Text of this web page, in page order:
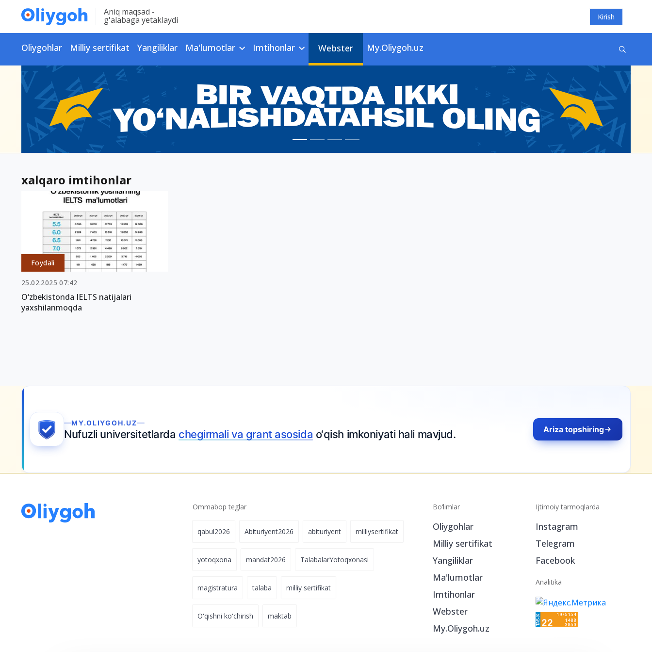
Aniq maqsad -
g'alabaga yetaklaydi Kirish
Oliygohlar Milliy sertifikat Yangiliklar Ma'lumotlar Imtihonlar Webster My.Oliygoh.uz
xalqaro imtihonlar
Foydali
25.02.2025 07:42
O‘zbekistonda IELTS natijalari
yaxshilanmoqda
MY.OLIYGOH.UZ
Nufuzli universitetlarda chegirmali va grant asosida o‘qish imkoniyati hali mavjud. Ariza topshiring
Ommabop teglar
qabul2026 Abituriyent2026 abituriyent milliysertifikat
yotoqxona mandat2026 TalabalarYotoqxonasi
magistratura talaba milliy sertifikat
O'qishni ko'chirish maktab
Bo‘limlar
Oliygohlar
Milliy sertifikat
Yangiliklar
Ma'lumotlar
Imtihonlar
Webster
My.Oliygoh.uz
Ijtimoiy tarmoqlarda
Instagram
Telegram
Facebook
Analitika